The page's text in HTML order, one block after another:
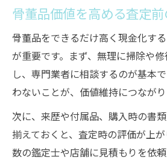
骨董品価値を高める査定
骨董品をできるだけ高く現金化す
が重要です。まず、無理に掃除や
し、専門業者に相談するのが基本
わないことが、価値維持につながり
次に、来歴や付属品、購入時の書
揃えておくと、査定時の評価が上
数の鑑定士や店舗に見積もりを依